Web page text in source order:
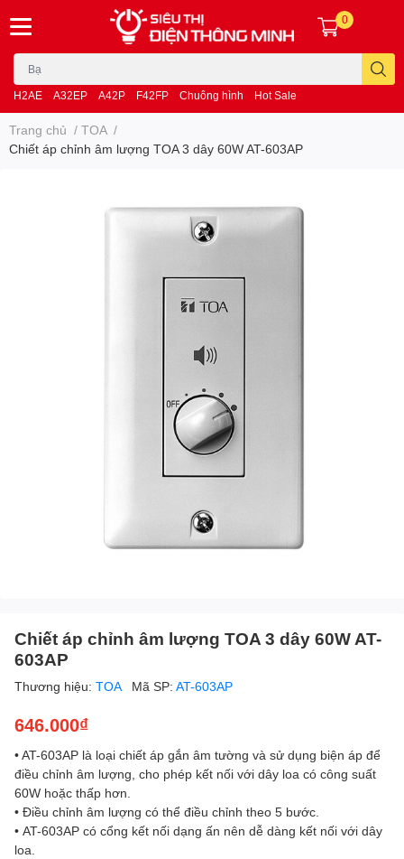
H2AE A32EP A42P F42FP Chuông hình Hot Sale
0
Trang chủ / TOA /
Chiết áp chỉnh âm lượng TOA 3 dây 60W AT-603AP
Chiết áp chỉnh âm lượng TOA 3 dây 60W AT-
603AP
Thương hiệu: TOA Mã SP: AT-603AP
646.000₫
• AT-603AP là loại chiết áp gắn âm tường và sử dụng biện áp để
điều chỉnh âm lượng, cho phép kết nối với dây loa có công suất
60W hoặc thấp hơn.
• Điều chỉnh âm lượng có thể điều chỉnh theo 5 bước.
• AT-603AP có cổng kết nối dạng ấn nên dễ dàng kết nối với dây
loa.